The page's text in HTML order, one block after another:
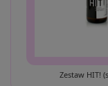
Zestaw HIT!